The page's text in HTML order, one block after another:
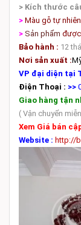
> Kích thước
> Màu gỗ tự
> Sản phẩm được
Bảo hành : 12
Nơi sản xuất :
VP đại diện tại
Điện Thoại : >>
Giao hàng tận
( Vận chuyển
Xem Giá bán
Website : http://